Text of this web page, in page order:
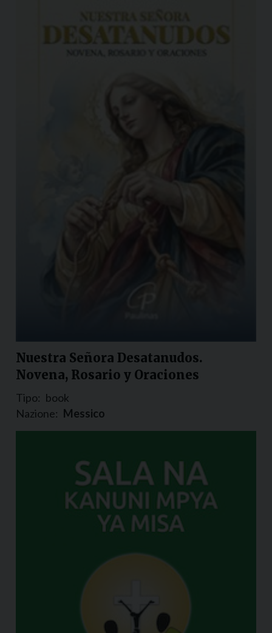
Nuestra Señora Desatanudos.
Novena, Rosario y Oraciones
Tipo: book
Nazione: Messico